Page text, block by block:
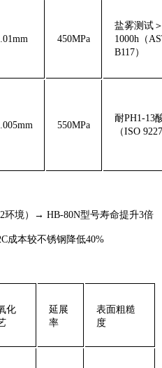
450MPa
盐雾测试
1000h（
B117）
550MPa
耐PH1-13
（ISO
环境）→ HB-80N型号寿命提升3倍
成本较不锈钢降低40%
化
延展
率
表面粗糙
度